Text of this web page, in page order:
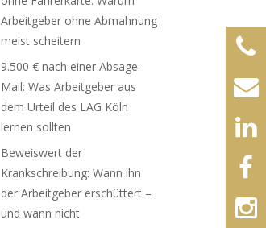
Arbeitgeber ohne Abmahnung
meist scheitern
9.500 € nach einer Absage-
Mail: Was Arbeitgeber aus
dem Urteil des LAG Köln
lernen sollten
Beweiswert der
Krankschreibung: Wann ihn
der Arbeitgeber erschüttert –
und wann nicht